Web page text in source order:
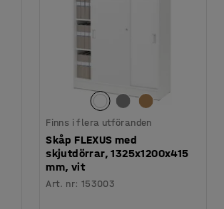
Finns i flera utföranden
Skåp FLEXUS med
skjutdörrar, 1325x1200x415
mm, vit
Art. nr: 153003